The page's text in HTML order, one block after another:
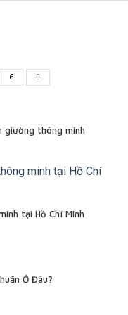
6
giường thông minh
tại Hồ Chí Minh
Ở Đâu?